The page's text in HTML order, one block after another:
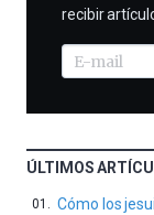
recibir
ÚLTIMOS
Cómo los